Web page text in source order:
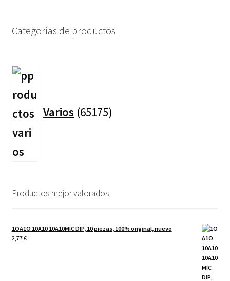
Categorías de productos
Varios 65175
Productos mejor valorados
1OA1O 10A10 10A10MIC DIP, 10 piezas, 100% original, nuevo
2,77€